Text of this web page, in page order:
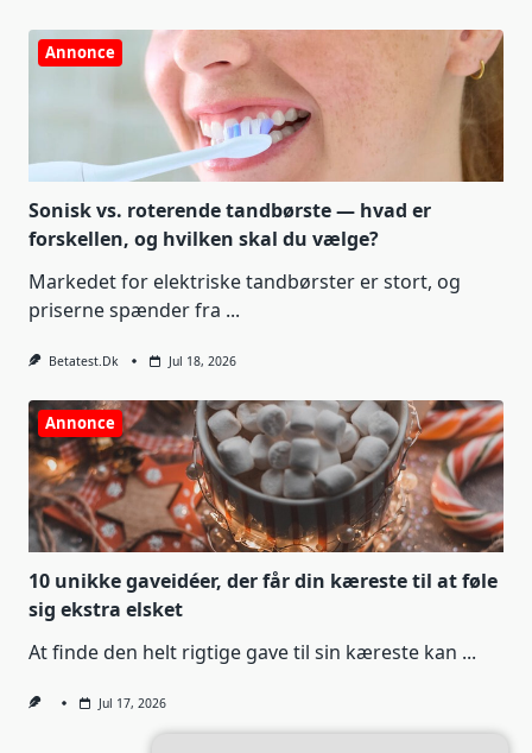
Annonce
Sonisk vs. roterende tandbørste — hvad er
forskellen, og hvilken skal du vælge?
Markedet for elektriske tandbørster er stort, og
priserne spænder fra ...
Betatest.dk Jul 18, 2026
Annonce
10 unikke gaveidéer, der får din kæreste til at føle
sig ekstra elsket
At finde den helt rigtige gave til sin kæreste kan ...
Jul 17, 2026